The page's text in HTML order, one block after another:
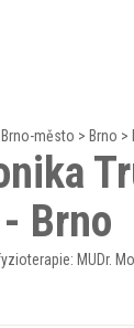
město > Brno >
- Brno
MUDr.